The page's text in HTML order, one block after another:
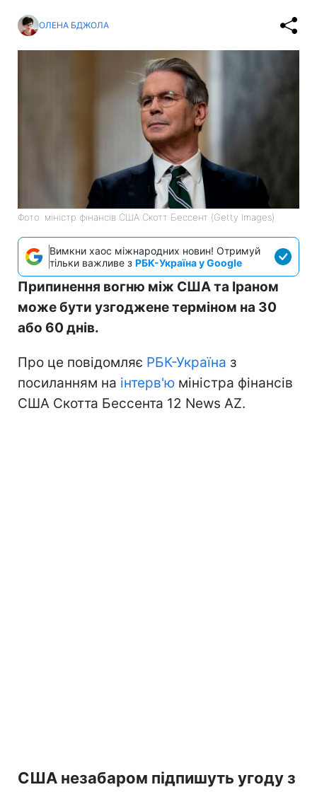
ОЛЕНА БДЖОЛА
Фото: міністр фінансів США Скотт Бессент (Getty Images)
Вимкни хаос міжнародних новин! Отримуй
тільки важливе з РБК-Україна у Google
Припинення вогню між США та Іраном
може бути узгоджене терміном на 30
або 60 днів.
Про це повідомляє РБК-Україна з
посиланням на інтерв'ю міністра фінансів
США Скотта Бессента 12 News AZ.
США незабаром підпишуть угоду з